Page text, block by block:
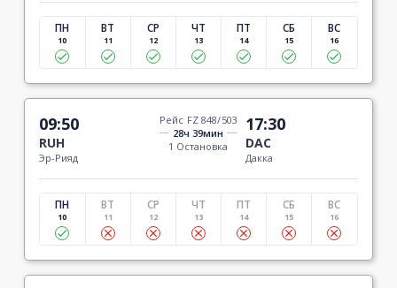
ПН
10
ВТ
11
СР
12
ЧТ
13
ПТ
14
СБ
15
ВС
16
09:50
RUH
Эр-Рияд
Рейс FZ 848/503
28ч 39мин
1 Остановка
17:30
DAC
Дакка
ПН
10
ВТ
11
СР
12
ЧТ
13
ПТ
14
СБ
15
ВС
16